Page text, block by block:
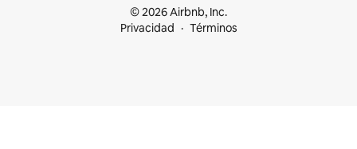
© 2026 Airbnb, Inc.
Privacidad
Términos